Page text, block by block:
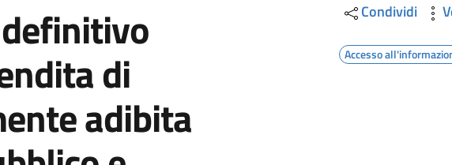
di
adibita
Condividi
Accesso